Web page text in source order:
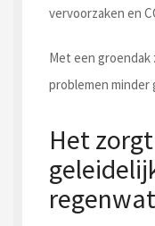
vervoorzaken en
Met een
problemen
Het